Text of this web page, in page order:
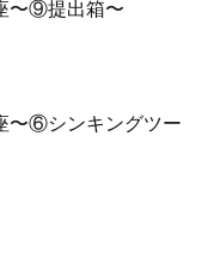
〜⑨提出箱〜
〜⑥シンキングツー